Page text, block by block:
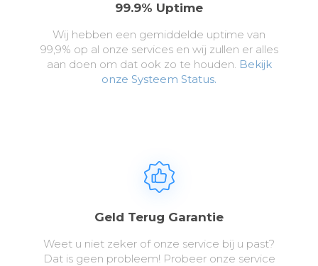
99.9% Uptime
Wij hebben een gemiddelde uptime van
99,9% op al onze services en wij zullen er alles
aan doen om dat ook zo te houden. Bekijk
onze Systeem Status.
Geld Terug Garantie
Weet u niet zeker of onze service bij u past?
Dat is geen probleem! Probeer onze service